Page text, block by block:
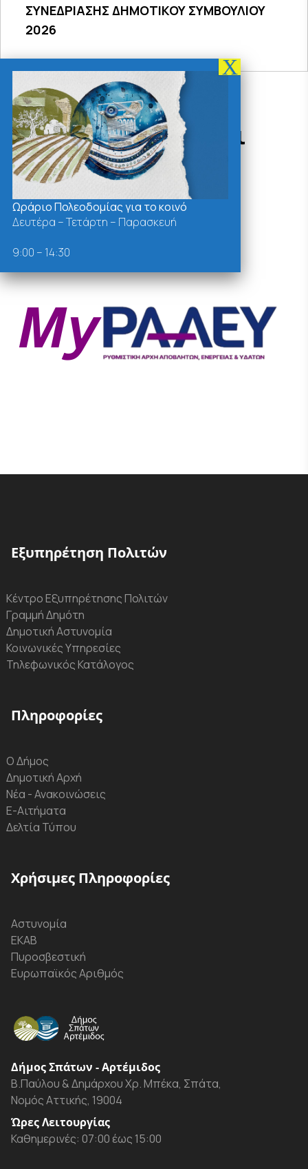
ΣΥΝΕΔΡΙΑΣΗΣ ΔΗΜΟΤΙΚΟΥ ΣΥΜΒΟΥΛΙΟΥ
2026
Δράσεις - Χρήσιμοι
Σύνδεσμοι
Εξυπηρέτηση Πολιτών
Κέντρο Εξυπηρέτησης Πολιτών
Γραμμή Δημότη
Δημοτική Αστυνομία
Κοινωνικές Υπηρεσίες
Τηλεφωνικός Κατάλογος
Πληροφορίες
Ο Δήμος
Δημοτική Αρχή
Νέα - Ανακοινώσεις
Ε-Αιτήματα
Δελτία Τύπου
Χρήσιμες Πληροφορίες
Αστυνομία
ΕΚΑΒ
Πυροσβεστική
Ευρωπαϊκός Αριθμός
Δήμος Σπάτων - Αρτέμιδος
Β.Παύλου & Δημάρχου Χρ. Μπέκα, Σπάτα,
Νομός Αττικής, 19004
Ώρες Λειτουργίας
Καθημερινές: 07:00 έως 15:00
Ωράριο Πολεοδομίας για το κοινό
Δευτέρα – Τετάρτη – Παρασκευή
9:00 – 14:30